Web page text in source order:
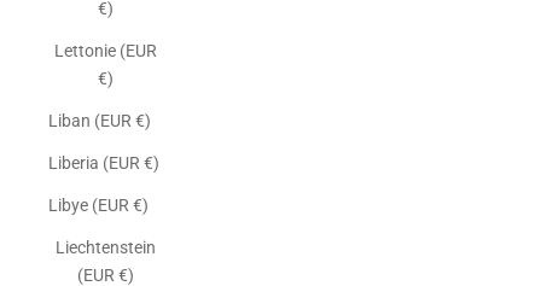
€)
Lettonie (EUR
€)
Liban (EUR €)
Liberia (EUR €)
Libye (EUR €)
Liechtenstein
(EUR €)